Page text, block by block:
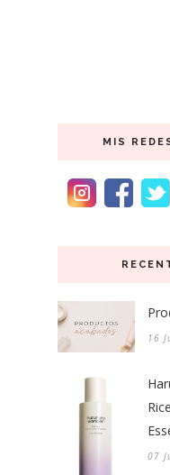
MIS
16
07